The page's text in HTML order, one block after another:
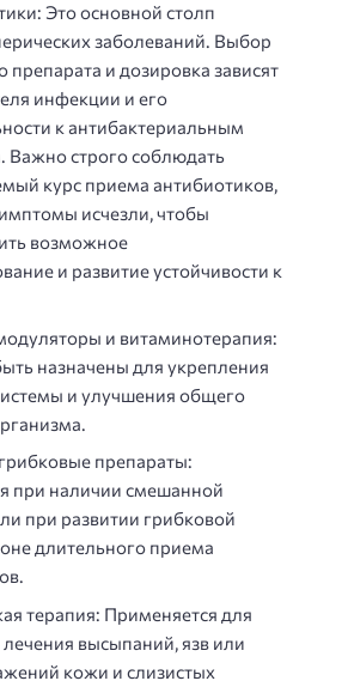
Это основной столп
заболеваний. Выбор
препарата и дозировка зависят
инфекции и его
к антибактериальным
Важно строго соблюдать
курс приема антибиотиков,
исчезли, чтобы
возможное
и развитие устойчивости к
и витаминотерапия:
назначены для укрепления
и улучшения общего
препараты:
при наличии смешанной
при развитии грибковой
длительного приема
терапия: Применяется для
высыпаний, язв или
кожи и слизистых